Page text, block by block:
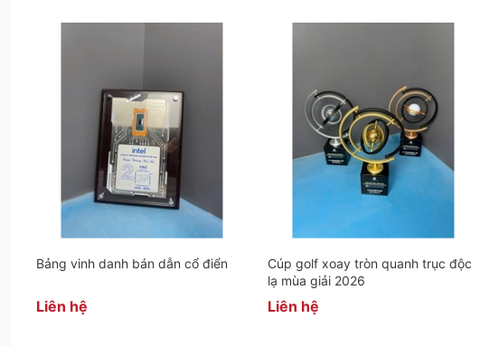
Cúp liên hoan phim Danaff1
0942283336 (Zalo/Gọi/Telegram/Whatsapp)
Bảng vinh danh bán dẫn cổ điển
Liên hệ
Cúp golf xoay tròn quanh trục độc
lạ mùa giải 2026
Liên hệ